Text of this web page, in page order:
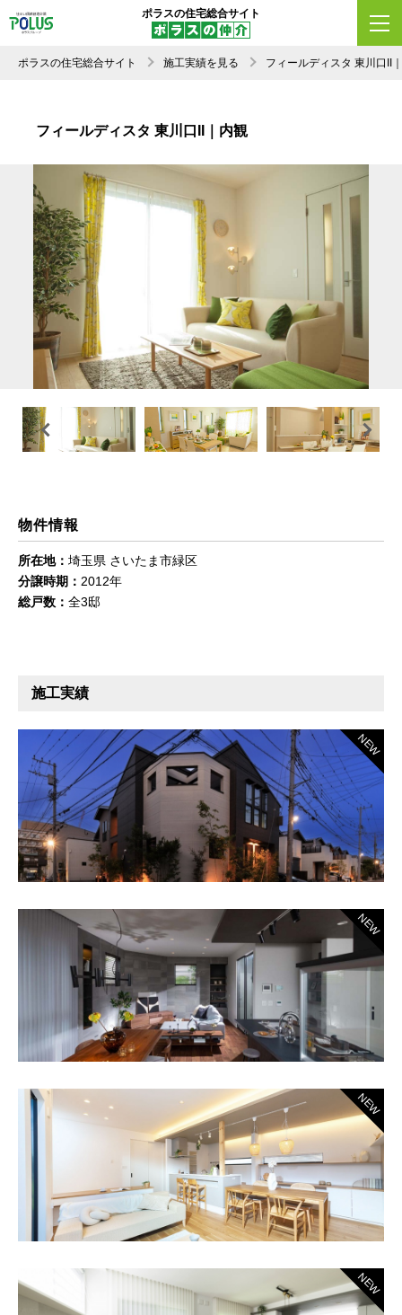
ポラスの住宅総合サイト
ポラスの住宅総合サイト 施工実績を見る フィールディスタ 東川口II
フィールディスタ 東川口II｜内観
Previous Next
物件情報
所在地： 埼玉県 さいたま市緑区
分譲時期： 2012年
総戸数： 全3邸
施工実績
NEW
NEW
NEW
NEW